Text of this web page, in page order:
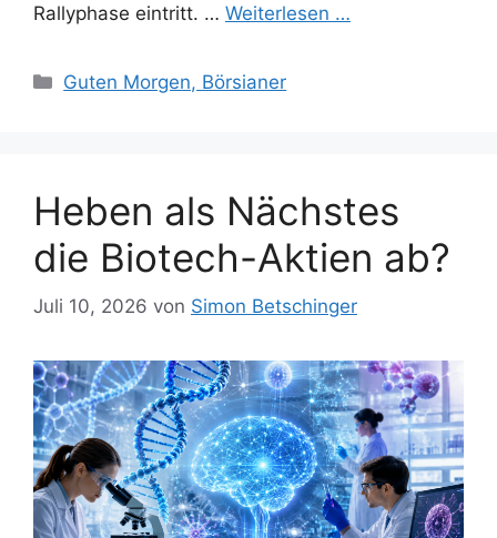
Rallyphase eintritt. … Weiterlesen …
Kategorien
Guten Morgen, Börsianer
Heben als Nächstes
die Biotech-Aktien ab?
Juli 10, 2026 von Simon Betschinger